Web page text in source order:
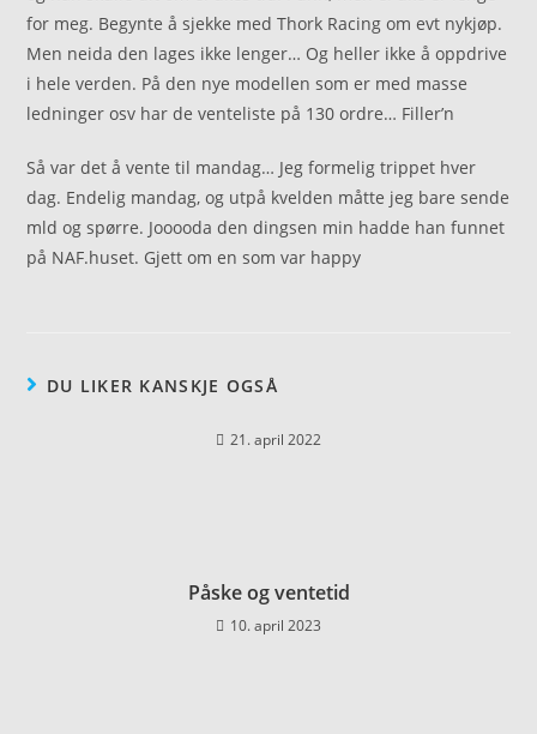
for meg. Begynte å sjekke med Thork Racing om evt nykjøp.
Men neida den lages ikke lenger… Og heller ikke å oppdrive
i hele verden. På den nye modellen som er med masse
ledninger osv har de venteliste på 130 ordre… Filler’n
Så var det å vente til mandag… Jeg formelig trippet hver
dag. Endelig mandag, og utpå kvelden måtte jeg bare sende
mld og spørre. Jooooda den dingsen min hadde han funnet
på NAF.huset. Gjett om en som var happy
DU LIKER KANSKJE OGSÅ
21. april 2022
Påske og ventetid
10. april 2023